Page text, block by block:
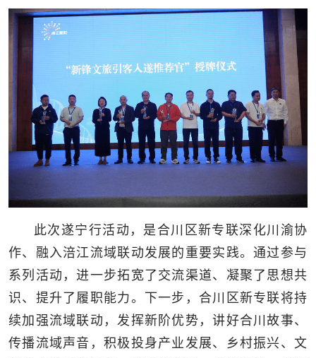
此次遂宁行活动，是合川区新专联深化川渝协
作、融入涪江流域联动发展的重要实践。通过参与
系列活动，进一步拓宽了交流渠道、凝聚了思想共
识、提升了履职能力。下一步，合川区新专联将持
续加强流域联动，发挥新阶优势，讲好合川故事、
传播流域声音，积极投身产业发展、乡村振兴、文